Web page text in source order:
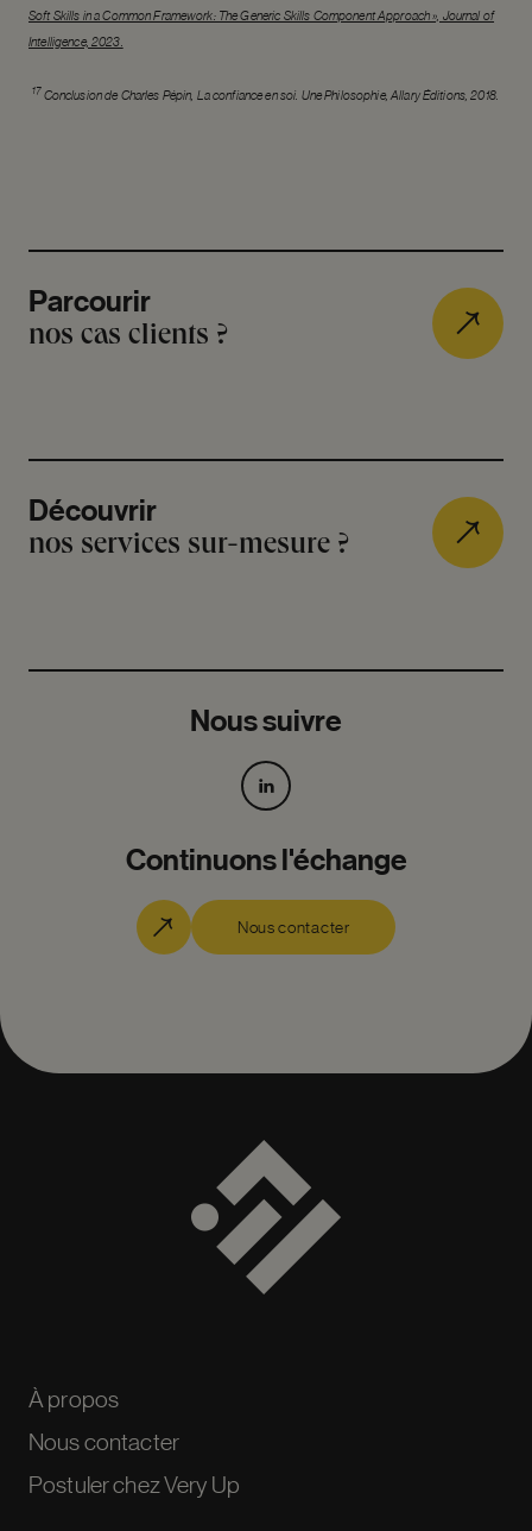
Soft Skills in a Common Framework: The Generic Skills Component Approach », Journal of
Intelligence, 2023.
17 Conclusion de Charles Pépin, La confiance en soi. Une Philosophie, Allary Éditions, 2018.
Parcourir
nos cas clients ?
Découvrir
nos services sur-mesure ?
Nous suivre
Continuons l'échange
Nous contacter
À propos
Nous contacter
Postuler chez Very Up